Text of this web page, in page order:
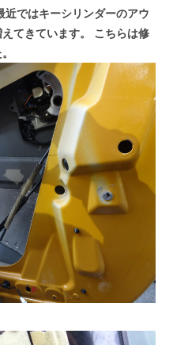
近ではキーシリンダーのアウ
てきています。
こちらは修